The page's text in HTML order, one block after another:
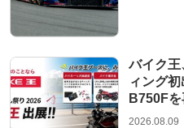
バイク王
ィング
B750F
2026.08.09